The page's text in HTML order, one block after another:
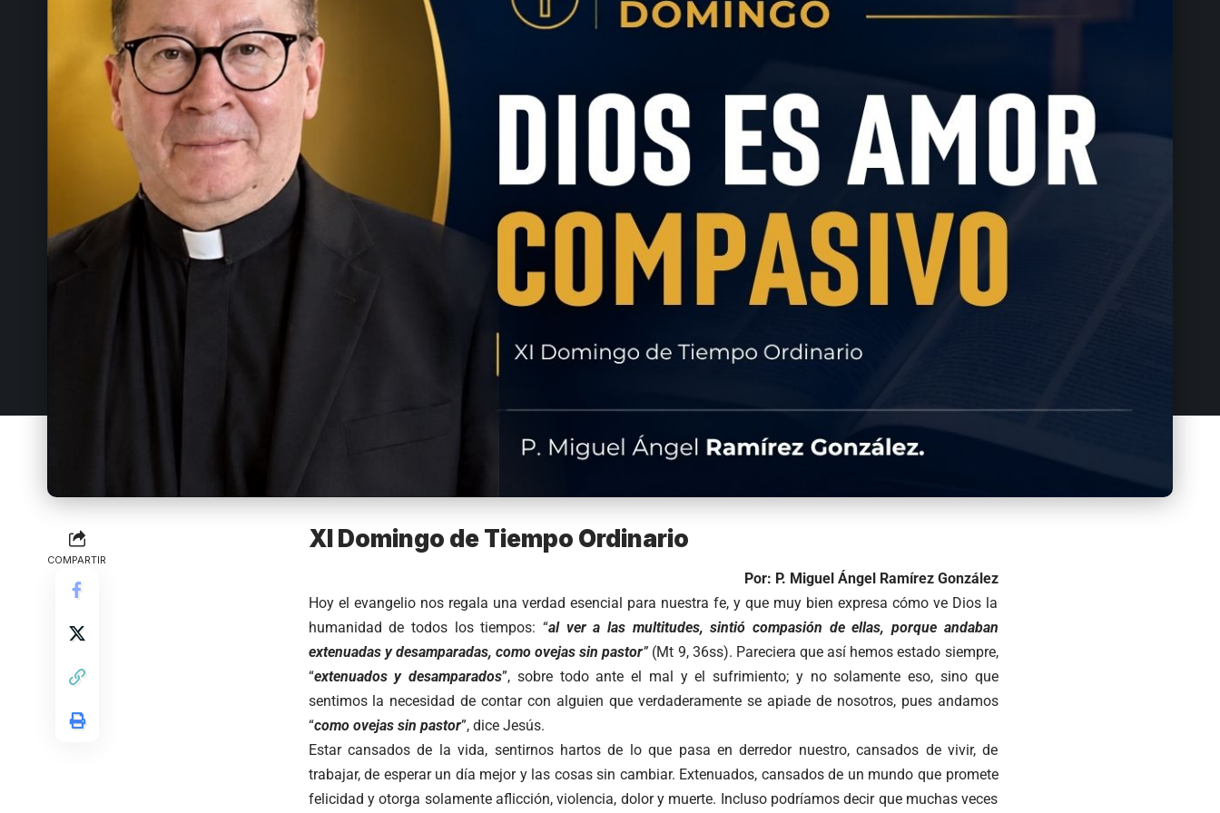
COMPARTIR
XI Domingo de Tiempo Ordinario
Por: P. Miguel Ángel Ramírez González
Hoy el evangelio nos regala una verdad esencial para nuestra fe, y que muy bien expresa cómo ve Dios la
humanidad de todos los tiempos: “al ver a las multitudes, sintió compasión de ellas, porque andaban
extenuadas y desamparadas, como ovejas sin pastor” (Mt 9, 36ss). Pareciera que así hemos estado siempre,
“extenuados y desamparados”, sobre todo ante el mal y el sufrimiento; y no solamente eso, sino que
sentimos la necesidad de contar con alguien que verdaderamente se apiade de nosotros, pues andamos
“como ovejas sin pastor”, dice Jesús.
Estar cansados de la vida, sentirnos hartos de lo que pasa en derredor nuestro, cansados de vivir, de
trabajar, de esperar un día mejor y las cosas sin cambiar. Extenuados, cansados de un mundo que promete
felicidad y otorga solamente aflicción, violencia, dolor y muerte. Incluso podríamos decir que muchas veces